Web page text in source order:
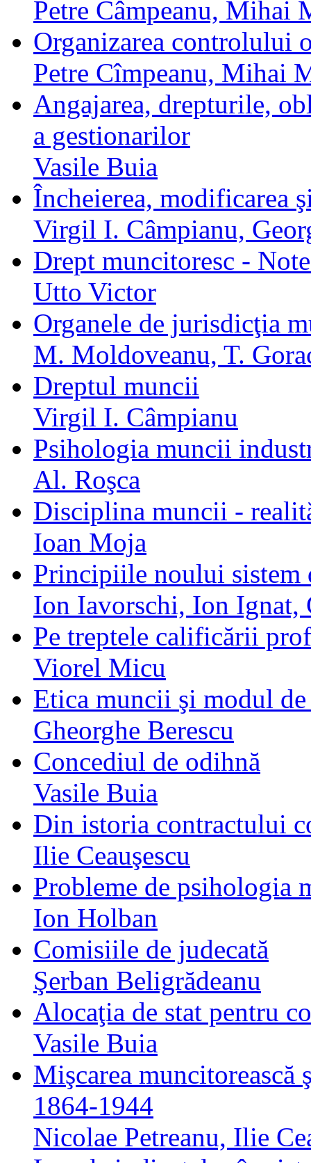
Petre Câmpeanu, Mihai
Organizarea controlului
Petre Cîmpeanu, Mihai
Angajarea, drepturile,
a gestionarilor
Vasile Buia
Încheierea, modificarea
Virgil I. Câmpianu,
Drept muncitoresc -
Utto Victor
Organele de jurisdicţia
M. Moldoveanu, T.
Dreptul muncii
Virgil I. Câmpianu
Psihologia muncii
Al. Roşca
Disciplina muncii -
Ioan Moja
Principiile noului sistem
Ion Iavorschi, Ion Ignat,
Pe treptele calificării
Viorel Micu
Etica muncii şi modul
Gheorghe Berescu
Concediul de odihnă
Vasile Buia
Din istoria contractului
Ilie Ceauşescu
Probleme de psihologia
Ion Holban
Comisiile de judecată
Şerban Beligrădeanu
Alocaţia de stat pentru
Vasile Buia
Mişcarea
1864-1944
Nicolae Petreanu, Ilie